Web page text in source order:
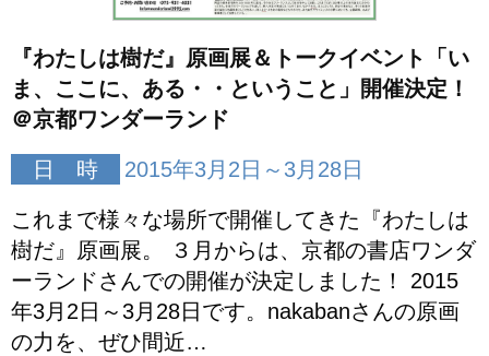
『わたしは樹だ』原画展＆トークイベント「い
ま、ここに、ある・・ということ」開催決定！
＠京都ワンダーランド
日 時 2015年3月2日～3月28日
これまで様々な場所で開催してきた『わたしは
樹だ』原画展。 ３月からは、京都の書店ワンダ
ーランドさんでの開催が決定しました！ 2015
年3月2日～3月28日です。nakabanさんの原画
の力を、ぜひ間近…